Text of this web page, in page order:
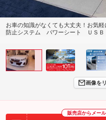
お車の知識がなくても大丈夫！お気
防止システム パワーシート ＵＳ
画像を
販売店からメー